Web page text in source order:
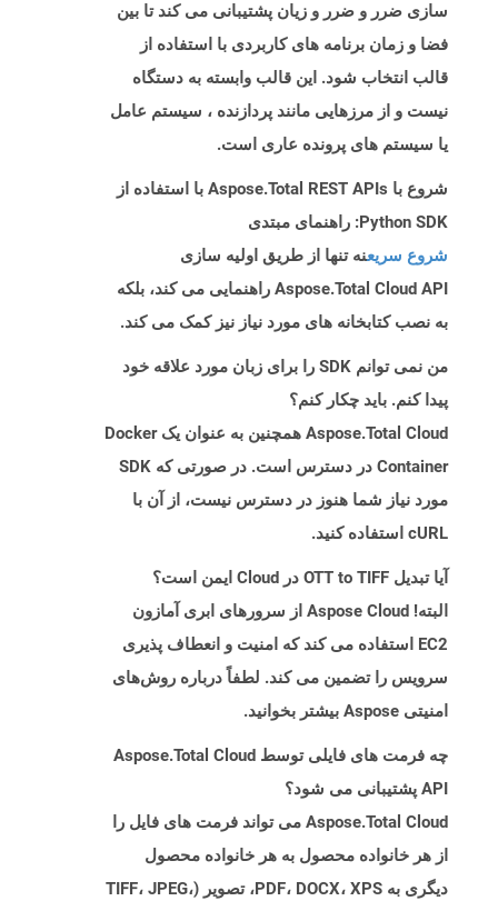
سازی ضرر و ضرر و زیان پشتیبانی می کند تا بین
فضا و زمان برنامه های کاربردی با استفاده از
قالب انتخاب شود. این قالب وابسته به دستگاه
نیست و از مرزهایی مانند پردازنده ، سیستم عامل
یا سیستم های پرونده عاری است.
شروع با Aspose.Total REST APIs با استفاده از
Python SDK: راهنمای مبتدی
شروع سریعنه تنها از طریق اولیه سازی
Aspose.Total Cloud API راهنمایی می کند، بلکه
به نصب کتابخانه های مورد نیاز نیز کمک می کند.
من نمی توانم SDK را برای زبان مورد علاقه خود
پیدا کنم. باید چکار کنم؟
Aspose.Total Cloud همچنین به عنوان یک Docker
Container در دسترس است. در صورتی که SDK
مورد نیاز شما هنوز در دسترس نیست، از آن با
cURL استفاده کنید.
آیا تبدیل OTT to TIFF در Cloud ایمن است؟
البته! Aspose Cloud از سرورهای ابری آمازون
EC2 استفاده می کند که امنیت و انعطاف پذیری
سرویس را تضمین می کند. لطفاً درباره روش‌های
امنیتی Aspose بیشتر بخوانید.
چه فرمت های فایلی توسط Aspose.Total Cloud
API پشتیبانی می شود؟
Aspose.Total Cloud می تواند فرمت های فایل را
از هر خانواده محصول به هر خانواده محصول
دیگری به PDF، DOCX، XPS، تصویر (TIFF، JPEG،